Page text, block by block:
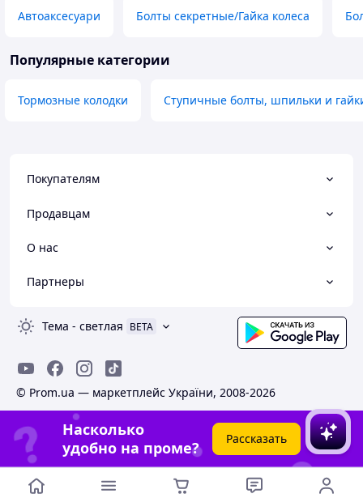
Автоаксесуари Болты секретные/Гайка колеса
Популярные категории
Тормозные колодки Ступичные болты, шпильки и
Покупателям
Продавцам
О нас
Партнеры
Тема - светлая BETA
© Prom.ua — маркетплейс України, 2008-2026
Насколько
удобно на проме?
Рассказать